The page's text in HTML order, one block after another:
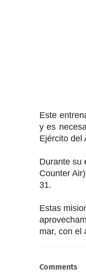
Este
y es
Ejército del
Durante su
Counter
31.
Estas
mar, con el
Comments